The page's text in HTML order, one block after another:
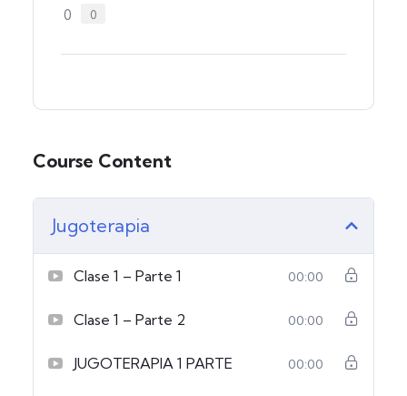
0 0
Course Content
Jugoterapia
Clase 1 – Parte 1 00:00
Clase 1 – Parte 2 00:00
JUGOTERAPIA 1 PARTE 00:00